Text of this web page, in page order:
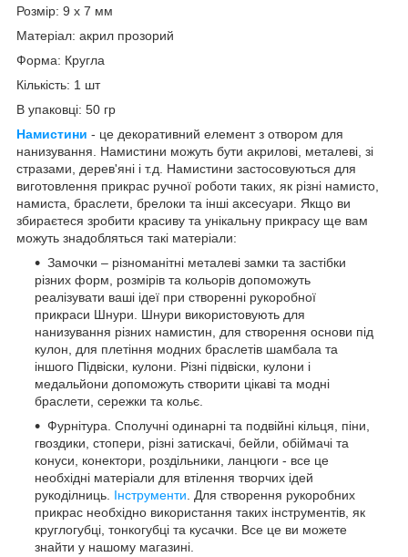
Розмір: 9 х 7 мм
Матеріал: акрил прозорий
Форма: Кругла
Кількість: 1 шт
В упаковці: 50 гр
Намистини - це декоративний елемент з отвором для
нанизування. Намистини можуть бути акрилові, металеві, зі
стразами, дерев'яні і т.д. Намистини застосовуються для
виготовлення прикрас ручної роботи таких, як різні намисто,
намиста, браслети, брелоки та інші аксесуари. Якщо ви
збираєтеся зробити красиву та унікальну прикрасу ще вам
можуть знадобляться такі матеріали:
Замочки – різноманітні металеві замки та застібки
різних форм, розмірів та кольорів допоможуть
реалізувати ваші ідеї при створенні рукоробної
прикраси Шнури. Шнури використовують для
нанизування різних намистин, для створення основи під
кулон, для плетіння модних браслетів шамбала та
іншого Підвіски, кулони. Різні підвіски, кулони і
медальйони допоможуть створити цікаві та модні
браслети, сережки та кольє.
Фурнітура. Сполучні одинарні та подвійні кільця, піни,
гвоздики, стопери, різні затискачі, бейли, обіймачі та
конуси, конектори, роздільники, ланцюги - все це
необхідні матеріали для втілення творчих ідей
рукоділниць. Інструменти. Для створення рукоробних
прикрас необхідно використання таких інструментів, як
круглогубці, тонкогубці та кусачки. Все це ви можете
знайти у нашому магазині.